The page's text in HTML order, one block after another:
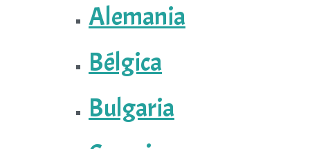
Alemania
Bélgica
Bulgaria